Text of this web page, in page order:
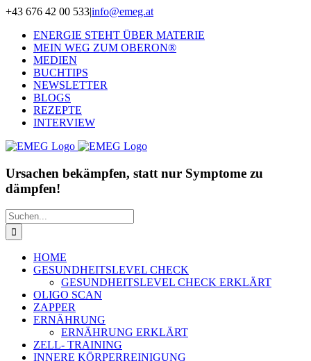
Zum
springen
+43 676 42 00 533|info@emeg.at
ENERGIE STEHT ÜBER MATERIE
MEIN WEG ZUM OBERON®
MEDIEN
BUCHTIPS
NEWSLETTER
BLOGS
REZEPTE
INTERVIEW
Ursachen bekämpfen, statt nur Symptome zu
dämpfen!
Suche
nach:
HOME
GESUNDHEITSLEVEL CHECK
GESUNDHEITSLEVEL CHECK ERKLÄRT
OLIGO SCAN
ZAPPER
ERNÄHRUNG
ERNÄHRUNG ERKLÄRT
ZELL- TRAINING
INNERE KÖRPERREINIGUNG